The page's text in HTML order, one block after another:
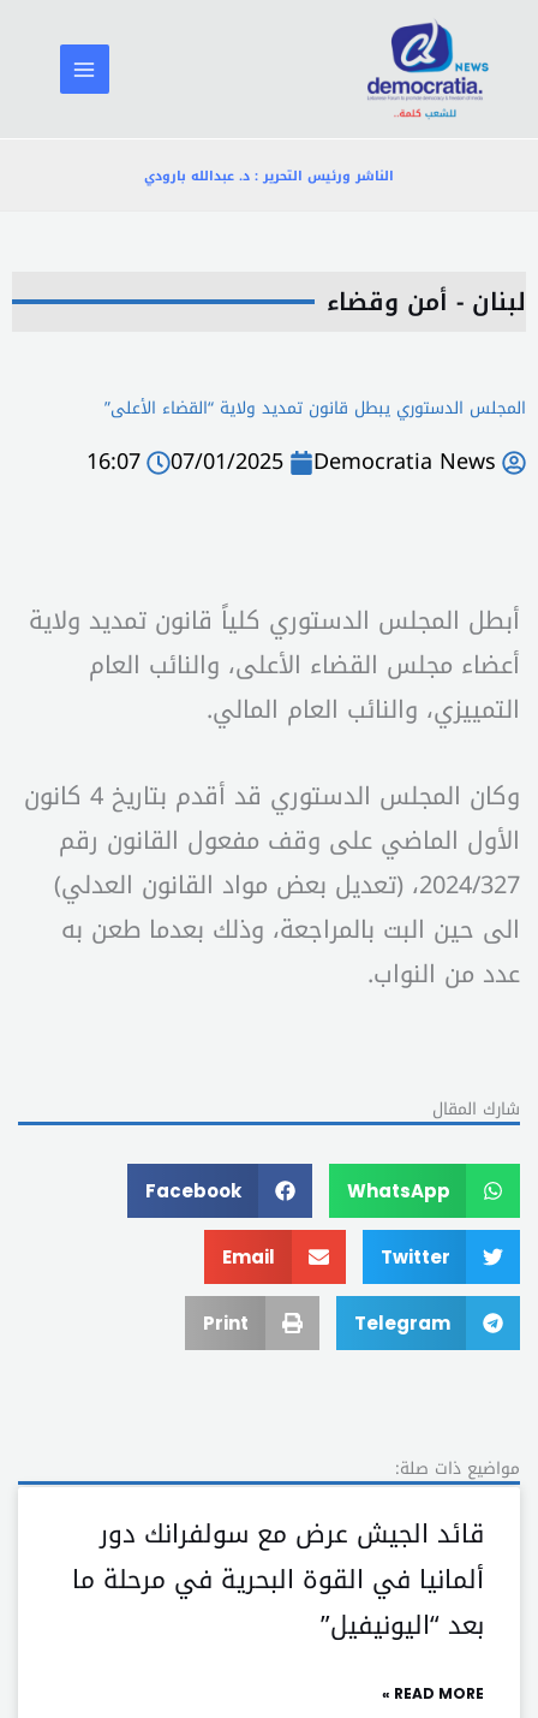
المحتوى
الناشر ورئيس التحرير : د. عبدالله بارودي
لبنان - أمن وقضاء
المجلس الدستوري يبطل قانون تمديد ولاية “القضاء الأعلى”
Democratia News
07/01/2025
16:07
أبطل المجلس الدستوري كلياً قانون تمديد ولاية
أعضاء مجلس القضاء الأعلى، والنائب العام
التمييزي، والنائب العام المالي.
وكان المجلس الدستوري قد أقدم بتاريخ 4 كانون
الأول الماضي على وقف مفعول القانون رقم
2024/327، (تعديل بعض مواد القانون العدلي)
الى حين البت بالمراجعة، وذلك بعدما طعن به
عدد من النواب.
شارك المقال
WhatsApp
Facebook
Twitter
Email
Telegram
Print
مواضيع ذات صلة:
قائد الجيش عرض مع سولفرانك دور
ألمانيا في القوة البحرية في مرحلة ما
بعد “اليونيفيل”
READ MORE »